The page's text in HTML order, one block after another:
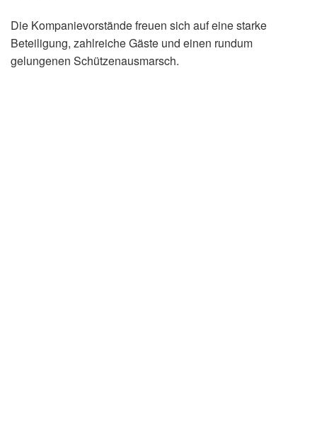
Die Kompanievorstände freuen sich auf eine starke
Beteiligung, zahlreiche Gäste und einen rundum
gelungenen Schützenausmarsch.